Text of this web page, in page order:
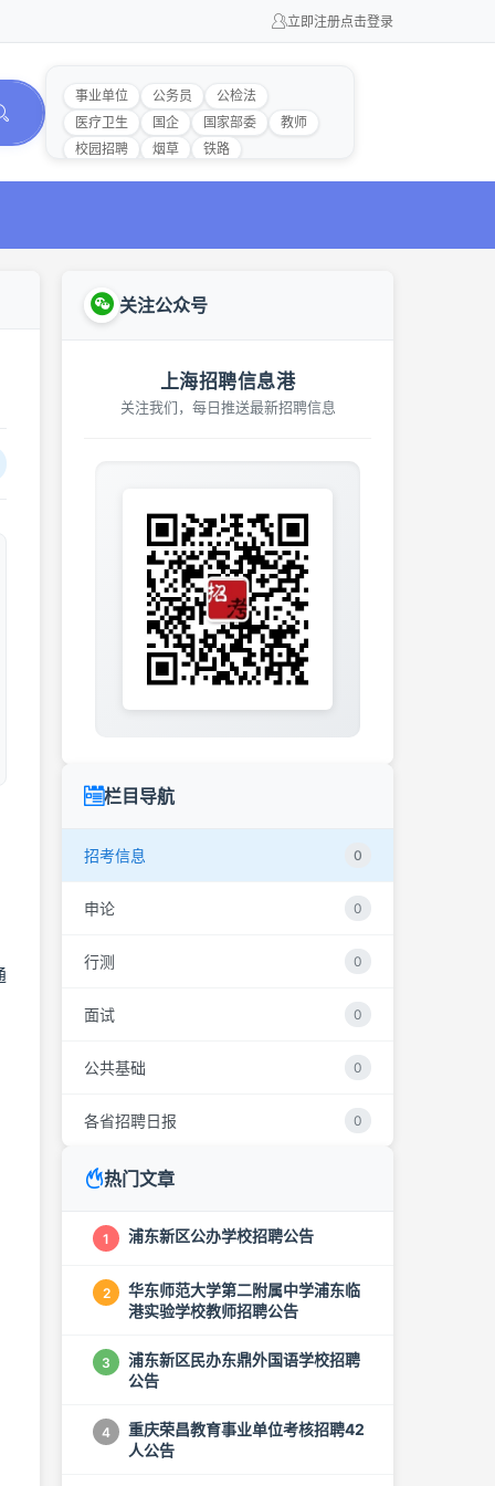
立即注册点击登录
事业单位 公务员
公检法
医疗卫生
国企 国家部委
教师
校园招聘
烟草 铁路
关注公众号
上海招聘信息港
关注我们，每日推送最新招聘信息
栏目导航
招考信息 0
申论 0
行测 0
面试 0
公共基础 0
各省招聘日报 0
热门文章
1 浦东新区公办学校招聘公告
2
华东师范大学第二附属中学浦东临
港实验学校教师招聘公告
3
浦东新区民办东鼎外国语学校招聘
公告
4
重庆荣昌教育事业单位考核招聘42
人公告